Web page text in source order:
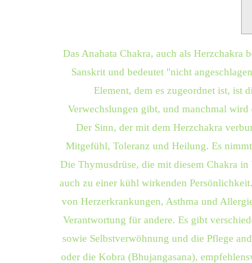
Das Anahata Chakra, auch als Herzchakra
Sanskrit und bedeutet "nicht
Element, dem es zugeordnet ist, ist
Verwechslungen gibt, und manchmal
Der Sinn, der mit dem Herzchakra
Mitgefühl, Toleranz und Heilung. Es
Die Thymusdrüse, die mit diesem Chakra
auch zu einer kühl wirkenden
von Herzerkrankungen, Asthma und
Verantwortung für andere. Es gibt
sowie Selbstverwöhnung und die Pflege
oder die Kobra (Bhujangasana),